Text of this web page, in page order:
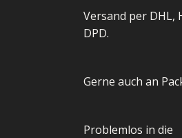
Versand per DHL,
DPD.
Gerne auch an
Problemlos in die